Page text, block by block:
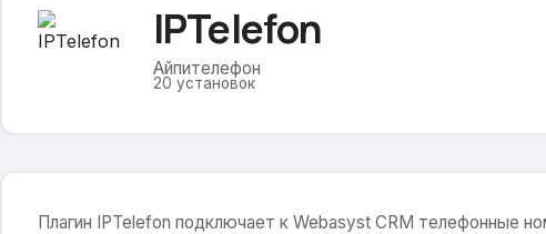
IPTelefon
Айпителефон
20 установок
Плагин IPTelefon подключает к Webasyst CRM телефонные